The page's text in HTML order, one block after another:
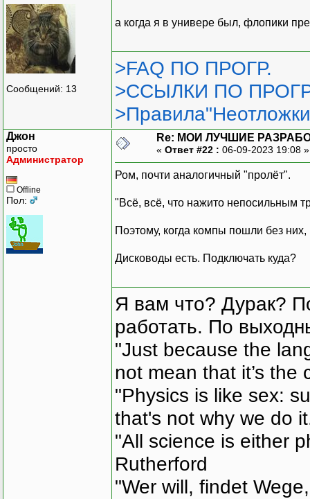
Сообщений: 13
а когда я в универе был, флопики
>FAQ ПО ПРОГР.
>ССЫЛКИ ПО
Джон
просто
Администратор
Offline
Пол:
Re: МОИ ЛУЧШИЕ
« Ответ #22 : 06-09-2023 19:08
Ром, почти аналогичный "пролёт".
"Всё, всё, что нажито непосильным
Поэтому, когда компы пошли без
Дисководы есть. Подключать куда?
Я вам что? Дурак?
работать. По
"Just because the
not mean that it’s the
"Physics is like sex:
that's not why we do
"All science is either
Rutherford
"Wer will, findet